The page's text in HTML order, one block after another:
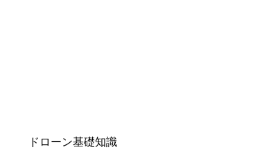
ドローン基礎知識